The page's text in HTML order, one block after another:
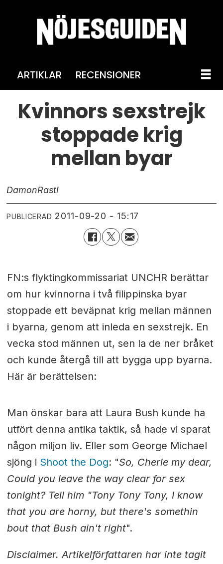
ARTIKLAR RECENSIONER
Kvinnors sexstrejk
stoppade krig
mellan byar
DamonRasti
PUBLICERAD 2011-09-20 - 15:17
FN:s flyktingkommissariat UNCHR berättar
om hur kvinnorna i två filippinska byar
stoppade ett beväpnat krig mellan männen
i byarna, genom att inleda en sexstrejk. En
vecka stod männen ut, sen la de ner bråket
och kunde återgå till att bygga upp byarna.
Här är berättelsen:
Man önskar bara att Laura Bush kunde ha
utfört denna antika taktik, så hade vi sparat
någon miljon liv. Eller som George Michael
sjöng i Shoot the Dog: "So, Cherie my dear,
Could you leave the way clear for sex
tonight? Tell him "Tony Tony Tony, I know
that you are horny, but there's somethin
bout that Bush ain't right".
Disclaimer. Artikelförfattaren har inte tagit